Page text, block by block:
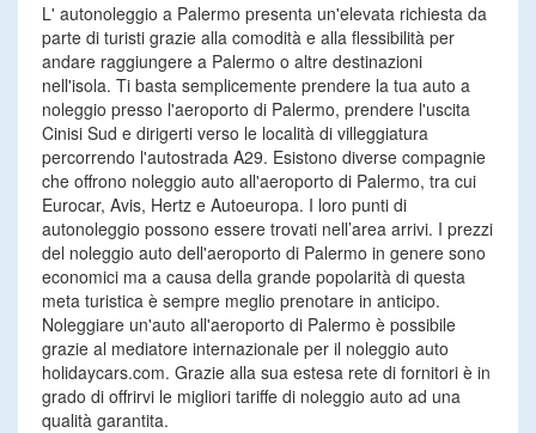
L' autonoleggio a Palermo presenta un'elevata richiesta da
parte di turisti grazie alla comodità e alla flessibilità per
andare raggiungere a Palermo o altre destinazioni
nell'isola. Ti basta semplicemente prendere la tua auto a
noleggio presso l'aeroporto di Palermo, prendere l'uscita
Cinisi Sud e dirigerti verso le località di villeggiatura
percorrendo l'autostrada A29. Esistono diverse compagnie
che offrono noleggio auto all'aeroporto di Palermo, tra cui
Eurocar, Avis, Hertz e Autoeuropa. I loro punti di
autonoleggio possono essere trovati nell’area arrivi. I prezzi
del noleggio auto dell'aeroporto di Palermo in genere sono
economici ma a causa della grande popolarità di questa
meta turistica è sempre meglio prenotare in anticipo.
Noleggiare un'auto all'aeroporto di Palermo è possibile
grazie al mediatore internazionale per il noleggio auto
holidaycars.com. Grazie alla sua estesa rete di fornitori è in
grado di offrirvi le migliori tariffe di noleggio auto ad una
qualità garantita.